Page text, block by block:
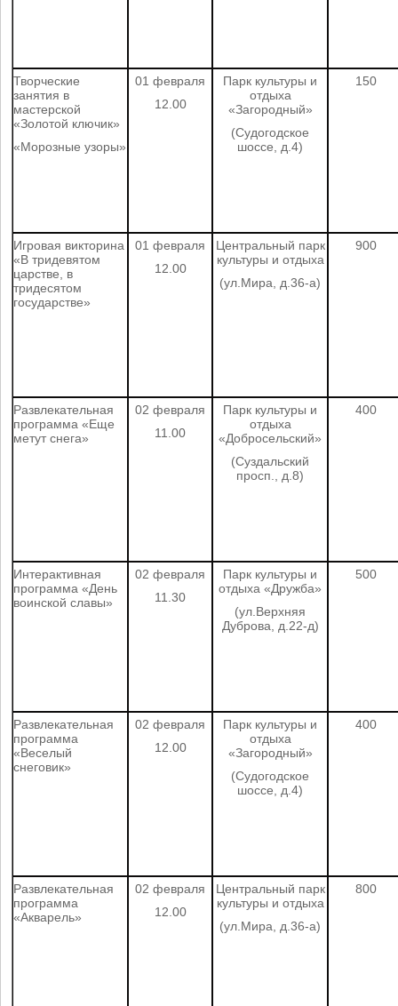
Творческие
занятия в
мастерской
«Золотой ключик»
«Морозные узоры»
01 февраля
12.00
Парк культуры и
отдыха
«Загородный»
(Судогодское
шоссе, д.4)
150
Игровая викторина
«В тридевятом
царстве, в
тридесятом
государстве»
01 февраля
12.00
Центральный парк
культуры и отдыха
(ул.Мира, д.36-а)
900
Развлекательная
программа «Еще
метут снега»
02 февраля
11.00
Парк культуры и
отдыха
«Добросельский»
(Суздальский
просп., д.8)
400
Интерактивная
программа «День
воинской славы»
02 февраля
11.30
Парк культуры и
отдыха «Дружба»
(ул.Верхняя
Дуброва, д.22-д)
500
Развлекательная
программа
«Веселый
снеговик»
02 февраля
12.00
Парк культуры и
отдыха
«Загородный»
(Судогодское
шоссе, д.4)
400
Развлекательная
программа
«Акварель»
02 февраля
12.00
Центральный парк
культуры и отдыха
(ул.Мира, д.36-а)
800